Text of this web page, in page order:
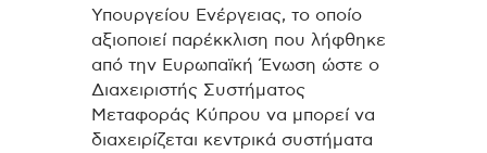
Υπουργείου Ενέργειας, το οποίο
αξιοποιεί παρέκκλιση που λήφθηκε
από την Ευρωπαϊκή Ένωση ώστε ο
Διαχειριστής Συστήματος
Μεταφοράς Κύπρου να μπορεί να
διαχειρίζεται κεντρικά συστήματα